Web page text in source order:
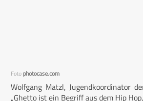
Foto photocase.com
Wolfgang Matzl, Jugendkoordinator
„Ghetto ist ein Begriff aus dem Hip